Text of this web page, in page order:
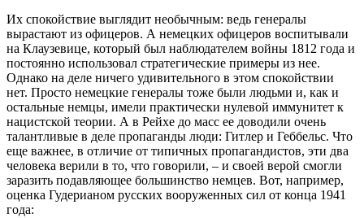
Их спокойствие выглядит необычным: ведь генералы
вырастают из офицеров. А немецких офицеров воспитывали
на Клаузевице, который был наблюдателем войны 1812 года и
постоянно использовал стратегические примеры из нее.
Однако на деле ничего удивительного в этом спокойствии
нет. Просто немецкие генералы тоже были людьми и, как и
остальные немцы, имели практически нулевой иммунитет к
нацистской теории. А в Рейхе до масс ее доводили очень
талантливые в деле пропаганды люди: Гитлер и Геббельс. Что
еще важнее, в отличие от типичных пропагандистов, эти два
человека верили в то, что говорили, – и своей верой смогли
заразить подавляющее большинство немцев. Вот, например,
оценка Гудерианом русских вооруженных сил от конца 1941
года: